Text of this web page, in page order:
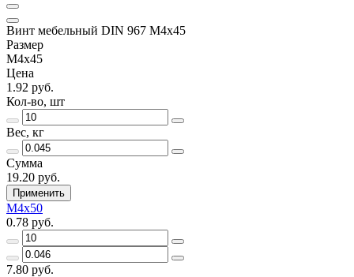
Винт мебельный DIN 967 M4x45
Размер
M4x45
Цена
1.92 руб.
Кол-во, шт
Вес, кг
Сумма
19.20 руб.
Применить
M4x50
0.78 руб.
7.80 руб.